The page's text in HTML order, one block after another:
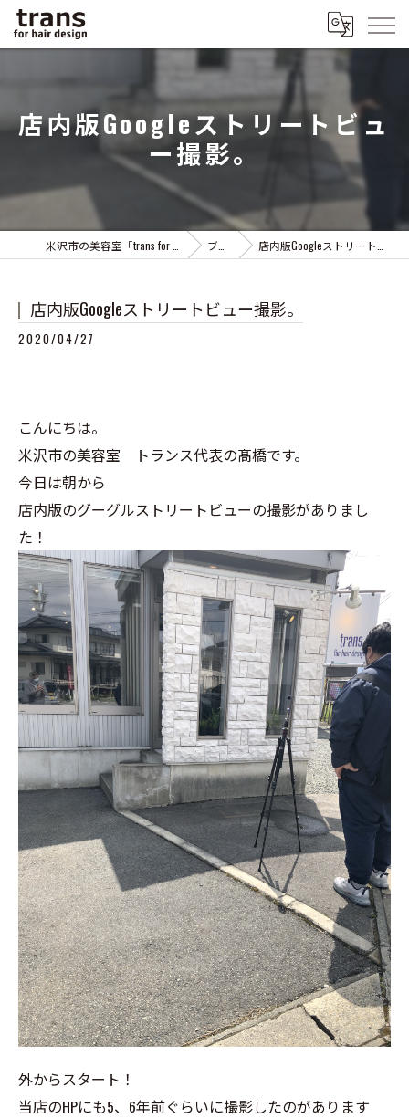
店内版Googleストリートビュ
ー撮影。
ブログ 店内版Googleストリートビュー撮影。
店内版Googleストリートビュー撮影。
2020/04/27
こんにちは。
米沢市の美容室 トランス代表の髙橋です。
今日は朝から
店内版のグーグルストリートビューの撮影がありまし
た！
外からスタート！
当店のHPにも5、6年前ぐらいに撮影したのがあります